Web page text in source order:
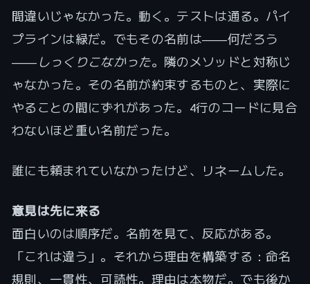
間違いじゃなかった。動く。テストは通る。パイ
プラインは緑だ。でもその名前は――何だろう
―― しっくりこなかった。隣のメソッドと対称じ
ゃなかった。その名前が約束するものと、実際に
やることの間にずれがあった。4行のコードに見合
わないほど重い名前だった。
誰にも頼まれていなかったけど、リネームした。
意見は先に来る
面白いのは順序だ。名前を見て、反応がある。
「これは違う」。それから理由を構築する：命名
規則、一貫性、可読性。理由は本物だ。でも後か